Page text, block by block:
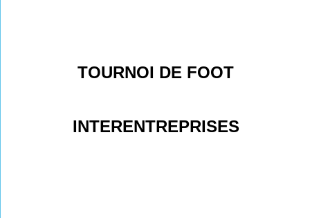
TOURNOI DE FOOT
INTERENTREPRISES